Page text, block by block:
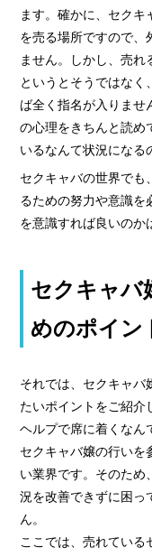
ます。確かに、セクキ
を売る場所ですので、
ません。しかし、売
というとそうではなく
ば全く指名が入りませ
の心理をきちんと読め
いるなんて状況になる
セクキャバの世界でも
るための努力や意識を
を意識すれば良いのか
セクキャバ
めのポイン
それでは、セクキャバ
たいポイントをご紹介
ヘルプで席に着くなん
セクキャバ嬢の行い
い業界です。そのため
況を改善できずに困っ
ん。
ここでは、売れている